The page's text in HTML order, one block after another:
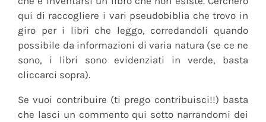
qui di raccogliere i vari pseudobiblia che trovo in
giro per i libri che leggo, corredandoli quando
possibile da informazioni di varia natura (se ce ne
sono, i libri sono evidenziati in verde, basta
cliccarci sopra).
Se vuoi contribuire (ti prego contribuisci!!) basta
che lasci un commento qui sotto narrandomi dei